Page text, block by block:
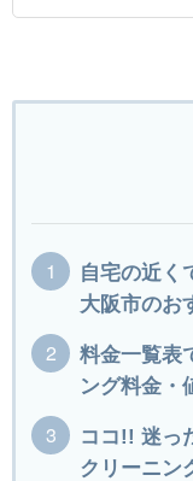
自宅の近く
大阪市のお
料金一覧表
ング料金・
ココ!! 迷っ
クリーニン